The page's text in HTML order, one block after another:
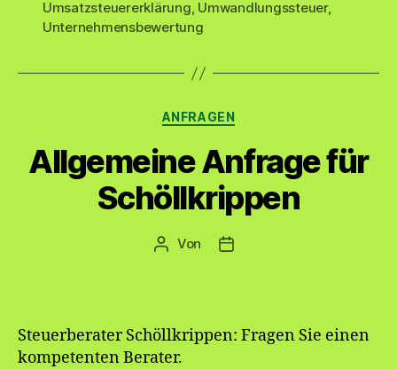
Umsatzsteuererklärung, Umwandlungssteuer,
Unternehmensbewertung
Kategorien
ANFRAGEN
Allgemeine Anfrage für
Schöllkrippen
Beitragsautor
Von Veröffentlichungsdatum
Steuerberater Schöllkrippen: Fragen Sie einen
kompetenten Berater.